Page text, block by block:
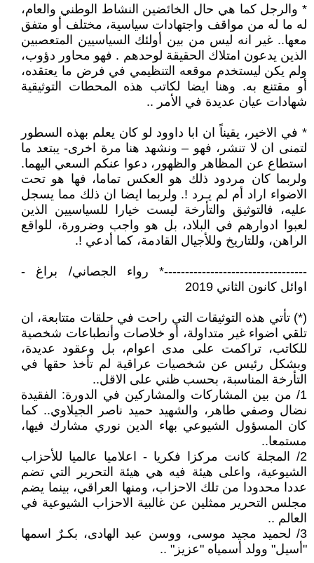
* والرجل كما هي حال الخائضين النشاط الوطني والعام،
له ما له من مواقف واجتهادات سياسية، مختلف أو متفق
معها.. غير انه ليس من بين أولئك السياسيين المتعصبين
الذين يدعون امتلاك الحقيقة لوحدهم . فهو محاور دؤوب،
ولم يكن ليستخدم موقعه التنظيمي في فرض ما يعتقده،
أو مقتنع به. وهنا ايضا لكاتب هذه المحطات التوثيقية
شهادات عيان عديدة في الأمر ..
* في الاخير، يقيناً ان ابا داوود لو كان يعلم بهذه السطور
لتمنى ان لا تنشر، فهو – ونشهد هنا مرة اخرى- يبتعد ما
استطاع عن المظاهر والظهور، دعوا عنكم السعي اليهما.
ولربما كان مردود ذلك هو العكس تماما، فها هو تحت
الاضواء اراد أم لم يـرد !. ولربما ايضا ان ذلك مما يسجل
عليه، فالتوثيق والتأرخة ليست خيارا للسياسيين الذين
لعبوا ادوارهم في البلاد، بل هو واجب وضرورة، للواقع
الراهن، وللتاريخ وللأجيال القادمة، كما أدعي !.
----------------------------------* رواء الجصاني/ براغ -
اوائل كانون الثاني 2019
(*) تأتي هذه التوثيقات التي راحت في حلقات متتابعة، ان
تلقي اضواء غير متداولة، أو خلاصات وأنطباعات شخصية
للكاتب، تراكمت على مدى اعوام، بل وعقود عديدة،
وبشكل رئيس عن شخصيات عراقية لم تأخذ حقها في
التأرخة المناسبة، بحسب ظني على الاقل..
1/ من بين المشاركات والمشاركين في الدورة: الفقيدة
نضال وصفي طاهر، والشهيد حميد ناصر الجيلاوي.. كما
كان المسؤول الشيوعي بهاء الدين نوري مشارك فيها،
مستمعا..
2/ المجلة كانت مركزا فكريا - اعلاميا عالميا للأحزاب
الشيوعية، واعلى هيئة فيه هي هيئة التحرير التي تضم
عددا محدودا من تلك الاحزاب، ومنها العراقي، بينما يضم
مجلس التحرير ممثلين عن غالبية الاحزاب الشيوعية في
العالم ..
3/ لحميد مجيد موسى، ووسن عبد الهادى، بكـرٌ اسمها
"أسيل" وولد أسمياه "عزيز" ..